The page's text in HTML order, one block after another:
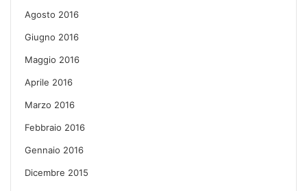
Agosto 2016
Giugno 2016
Maggio 2016
Aprile 2016
Marzo 2016
Febbraio 2016
Gennaio 2016
Dicembre 2015